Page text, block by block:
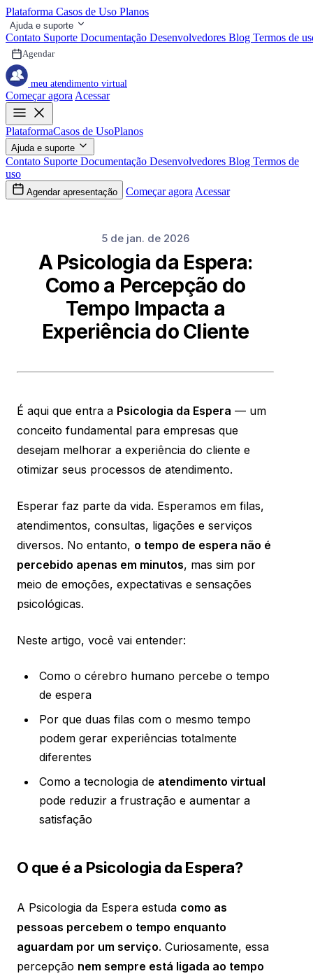
Plataforma Casos de Uso Planos
Ajuda e suporte
Contato Suporte Documentação Desenvolvedores Blog Termos de
Agendar
meu atendimento virtual
Começar agora Acessar
PlataformaCasos de UsoPlanos
Ajuda e suporte
Contato Suporte Documentação Desenvolvedores Blog Termos de
uso
Agendar apresentação Começar agora Acessar
5 de jan. de 2026
A Psicologia da Espera:
Como a Percepção do
Tempo Impacta a
Experiência do Cliente
É aqui que entra a Psicologia da Espera — um
conceito fundamental para empresas que
desejam melhorar a experiência do cliente e
otimizar seus processos de atendimento.
Esperar faz parte da vida. Esperamos em filas,
atendimentos, consultas, ligações e serviços
diversos. No entanto, o tempo de espera não é
percebido apenas em minutos, mas sim por
meio de emoções, expectativas e sensações
psicológicas.
Neste artigo, você vai entender:
Como o cérebro humano percebe o tempo
de espera
Por que duas filas com o mesmo tempo
podem gerar experiências totalmente
diferentes
Como a tecnologia de atendimento virtual
pode reduzir a frustração e aumentar a
satisfação
O que é a Psicologia da Espera?
A Psicologia da Espera estuda como as
pessoas percebem o tempo enquanto
aguardam por um serviço. Curiosamente, essa
percepção nem sempre está ligada ao tempo